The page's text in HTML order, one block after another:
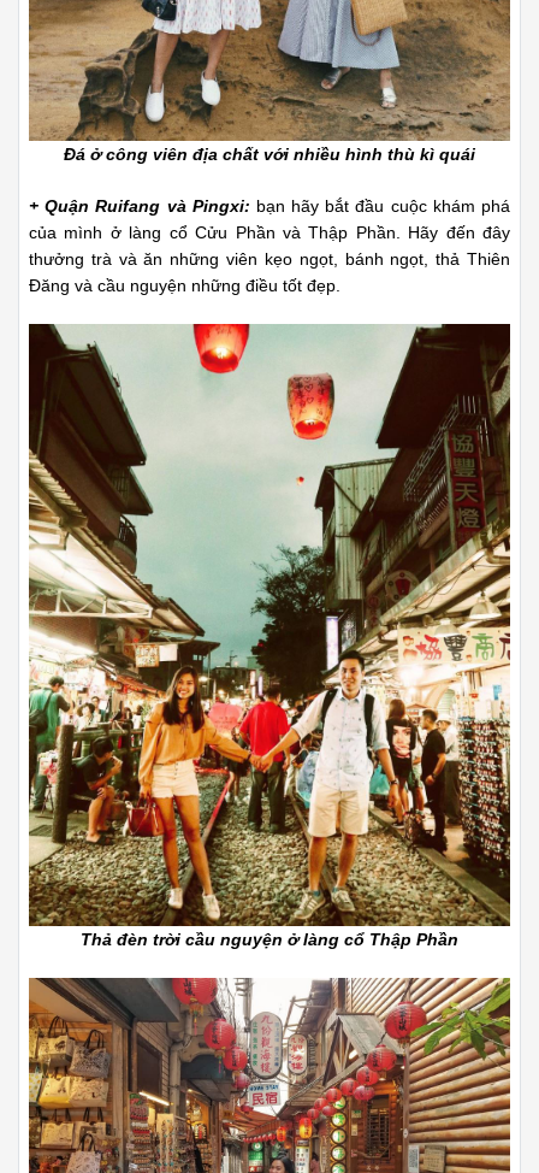
Đá ở công viên địa chất với nhiều hình thù kì quái
+ Quận Ruifang và Pingxi: bạn hãy bắt đầu cuộc khám phá
của mình ở làng cổ Cửu Phần và Thập Phần. Hãy đến đây
thưởng trà và ăn những viên kẹo ngọt, bánh ngọt, thả Thiên
Đăng và cầu nguyện những điều tốt đẹp.
Thả đèn trời cầu nguyện ở làng cổ Thập Phần